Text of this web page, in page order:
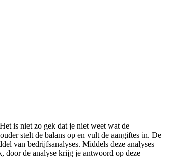
is niet zo gek dat je niet weet wat de
stelt de balans op en vult de aangiftes in. De
van bedrijfsanalyses. Middels deze analyses
door de analyse krijg je antwoord op deze